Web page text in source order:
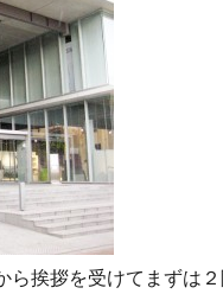
挨拶を受けてまずは２